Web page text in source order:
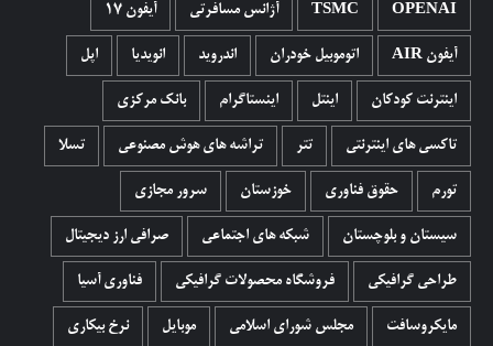
OPENAI
TSMC آژانس مسافرتی آیفون 17
آیفون AIR اتوموبیل خودران اندروید انویدیا اپل
اینترنت کودکان اینتل اینستاگرام بانک مرکزی
تاکسی های اینترنتی تتر تراشه های هوش مصنوعی تسلا
تورم حقوق فناوری خوزستان سرور مجازی
سیستان و بلوچستان شبکه های اجتماعی صرافی ارز دیجیتال
طراحی گرافیکی فروشگاه محصولات گرافيکی فناوری آسیا
مایکروسافت مجلس شورای اسلامی موبایل نرخ بیکاری